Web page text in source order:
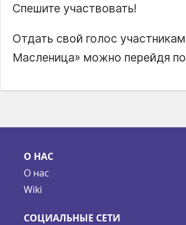
Спешите участвовать!
Отдать свой голос участникам
Масленица
можно перейдя по
О НАС
О нас
Wiki
СОЦИАЛЬНЫЕ СЕТИ